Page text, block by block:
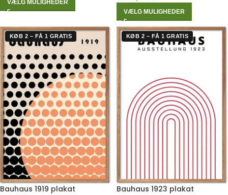
VÆLG MULIGHEDER
VÆLG MULIGHEDER
KØB 2 – FÅ 1 GRATIS
Bauhaus 1919 plakat
KØB 2 – FÅ 1 GRATIS
Bauhaus 1923 plakat